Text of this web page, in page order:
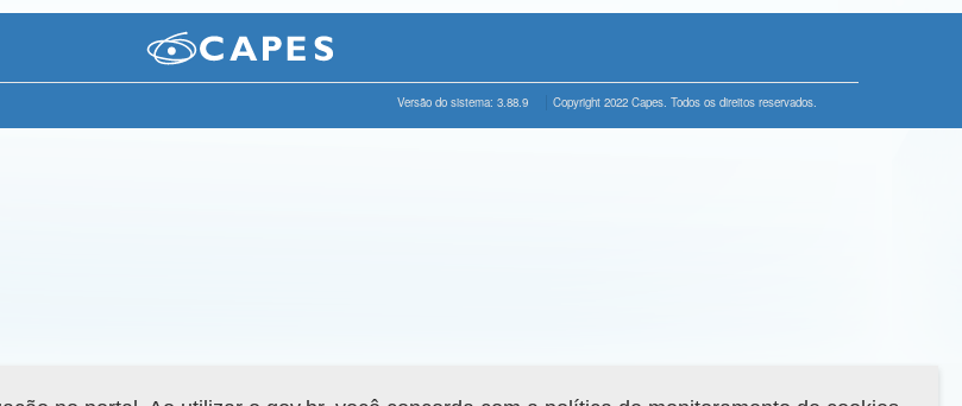
Versão do sistema: 3.88.9 Copyright 2022 Capes. Todos os direitos reservados.